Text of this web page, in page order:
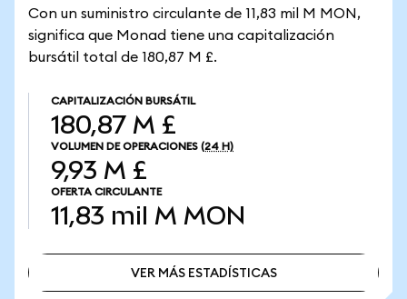
Con un suministro circulante de 11,83 mil M MON,
significa que Monad tiene una capitalización
bursátil total de 180,87 M £.
CAPITALIZACIÓN BURSÁTIL
180,87 M £
VOLUMEN DE OPERACIONES (24 H)
9,93 M £
OFERTA CIRCULANTE
11,83 mil M MON
VER MÁS ESTADÍSTICAS